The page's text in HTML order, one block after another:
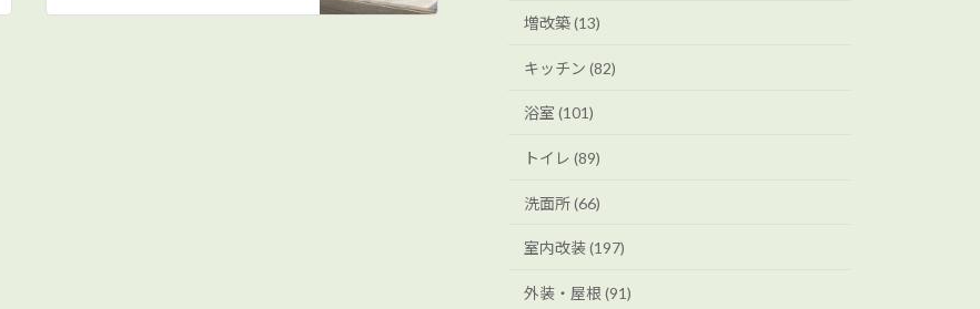
増改築 (13)
キッチン (82)
浴室 (101)
トイレ (89)
洗面所 (66)
室内改装 (197)
外装・屋根 (91)